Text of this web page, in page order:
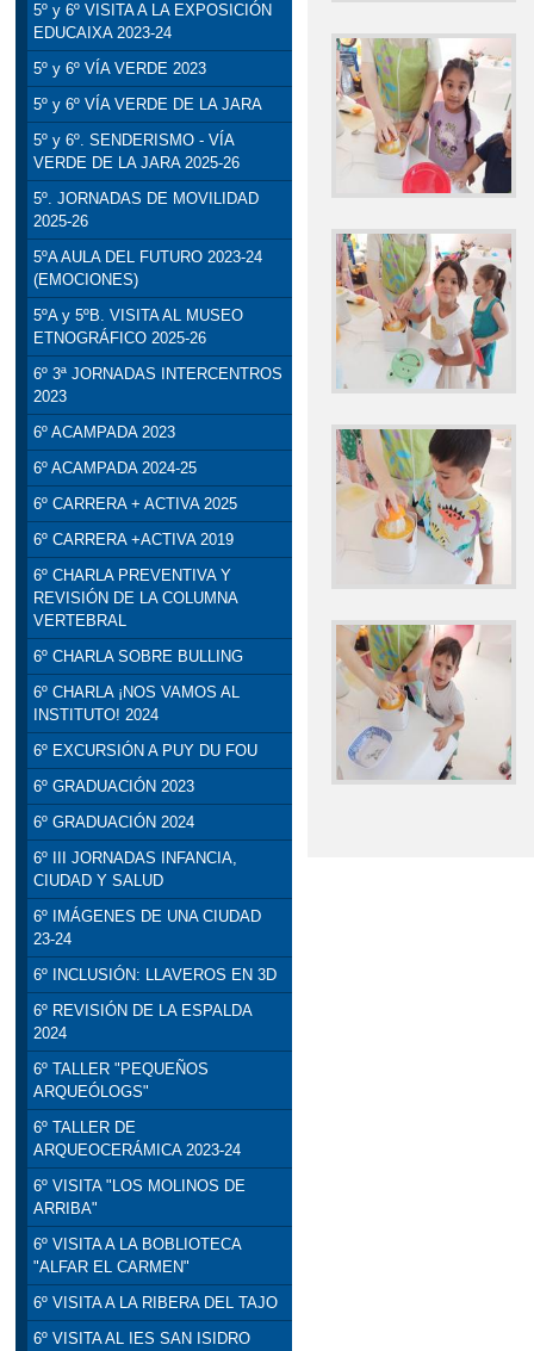
5º y 6º VISITA A LA EXPOSICIÓN
EDUCAIXA 2023-24
5º y 6º VÍA VERDE 2023
5º y 6º VÍA VERDE DE LA JARA
5º y 6º. SENDERISMO - VÍA
VERDE DE LA JARA 2025-26
5º. JORNADAS DE MOVILIDAD
2025-26
5ºA AULA DEL FUTURO 2023-24
(EMOCIONES)
5ºA y 5ºB. VISITA AL MUSEO
ETNOGRÁFICO 2025-26
6º 3ª JORNADAS INTERCENTROS
2023
6º ACAMPADA 2023
6º ACAMPADA 2024-25
6º CARRERA + ACTIVA 2025
6º CARRERA +ACTIVA 2019
6º CHARLA PREVENTIVA Y
REVISIÓN DE LA COLUMNA
VERTEBRAL
6º CHARLA SOBRE BULLING
6º CHARLA ¡NOS VAMOS AL
INSTITUTO! 2024
6º EXCURSIÓN A PUY DU FOU
6º GRADUACIÓN 2023
6º GRADUACIÓN 2024
6º III JORNADAS INFANCIA,
CIUDAD Y SALUD
6º IMÁGENES DE UNA CIUDAD
23-24
6º INCLUSIÓN: LLAVEROS EN 3D
6º REVISIÓN DE LA ESPALDA
2024
6º TALLER "PEQUEÑOS
ARQUEÓLOGS"
6º TALLER DE
ARQUEOCERÁMICA 2023-24
6º VISITA "LOS MOLINOS DE
ARRIBA"
6º VISITA A LA BOBLIOTECA
"ALFAR EL CARMEN"
6º VISITA A LA RIBERA DEL TAJO
6º VISITA AL IES SAN ISIDRO